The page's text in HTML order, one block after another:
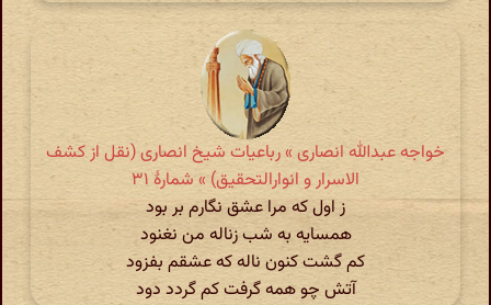
خواجه عبدالله انصاری » رباعیات شیخ انصاری (نقل از کشف
الاسرار و انوارالتحقیق) » شمارهٔ ۳۱
ز اول که مرا عشق نگارم بر بود
همسایه به شب زناله من نغنود
کم گشت کنون ناله که عشقم بفزود
آتش چو همه گرفت کم گردد دود